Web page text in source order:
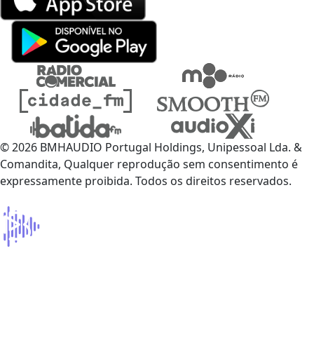
© 2026 BMHAUDIO Portugal Holdings, Unipessoal Lda. &
Comandita, Qualquer reprodução sem consentimento é
expressamente proibida. Todos os direitos reservados.